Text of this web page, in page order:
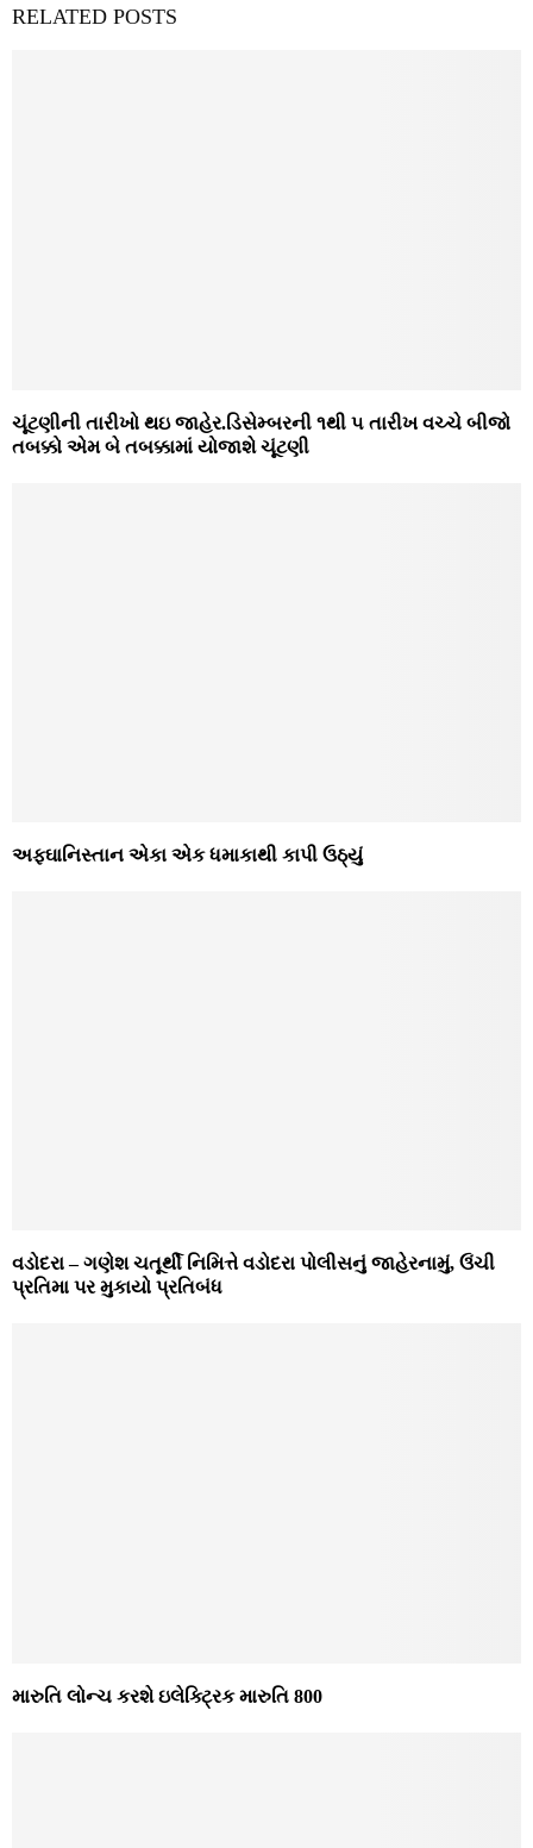
RELATED POSTS
ચૂંટણીની તારીખો થઇ જાહેર.ડિસેમ્‍બરની ૧થી ૫ તારીખ વચ્‍ચે બીજો
તબક્કો એમ બે તબક્કામાં યોજાશે ચૂંટણી
અફઘાનિસ્તાન એકા એક ધમાકાથી કાપી ઉઠ્યું
વડોદરા – ગણેશ ચતૂર્થી નિમિત્તે વડોદરા પોલીસનું જાહેરનામું, ઉંચી
પ્રતિમા પર મુકાયો પ્રતિબંધ
મારુતિ લોન્ચ કરશે ઇલેક્ટ્રિક મારુતિ 800